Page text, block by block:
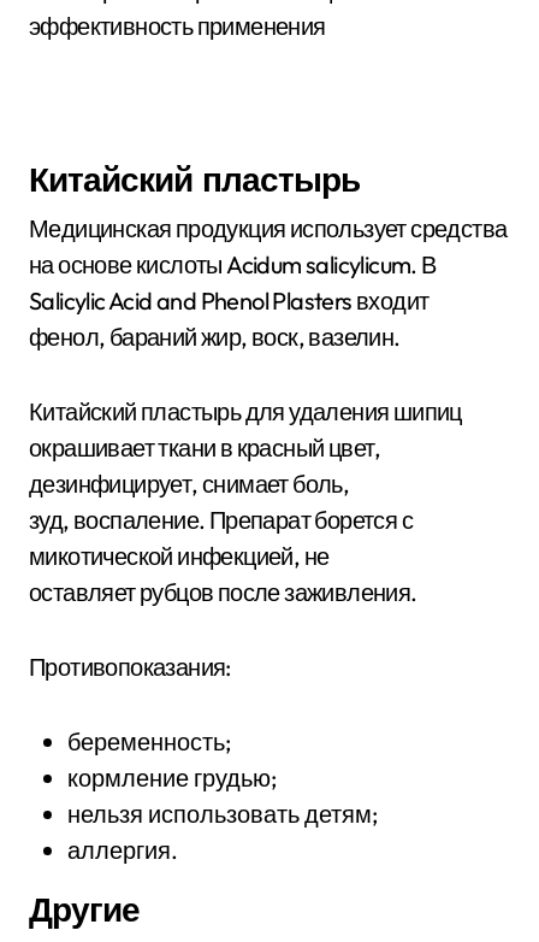
Китайский пластырь
Медицинская продукция использует средства
на основе кислоты Acidum salicylicum. В
Salicylic Acid and Phenol Plasters входит
фенол, бараний жир, воск, вазелин.
Китайский пластырь для удаления шипиц
окрашивает ткани в красный цвет,
дезинфицирует, снимает боль,
зуд, воспаление. Препарат борется с
микотической инфекцией, не
оставляет рубцов после заживления.
Противопоказания:
беременность;
кормление грудью;
нельзя использовать детям;
аллергия.
Другие